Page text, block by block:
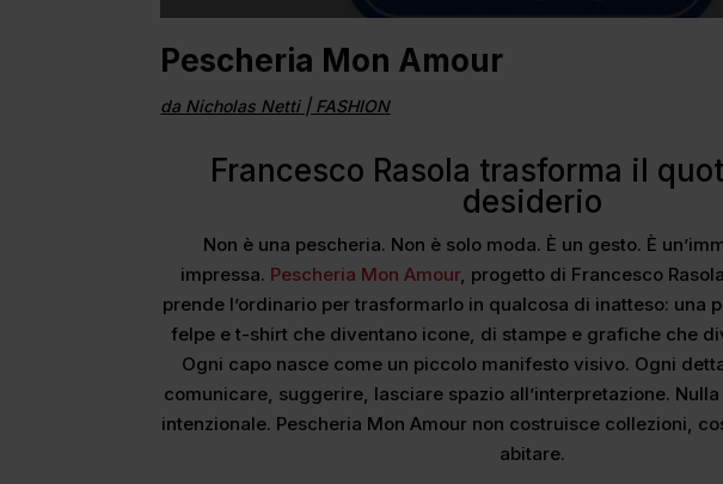
Pescheria Mon Amour
da Nicholas Netti| FASHION
Francesco Rasola trasforma il
desiderio
Non è una pescheria. Non è solo moda. È un gesto. È
impressa. Pescheria Mon Amour, progetto di Francesco
prende l’ordinario per trasformarlo in qualcosa di inatteso: una
felpe e t-shirt che diventano icone, di stampe e grafiche che
Ogni capo nasce come un piccolo manifesto visivo. Ogni
comunicare, suggerire, lasciare spazio all’interpretazione.
intenzionale. Pescheria Mon Amour non costruisce collezioni,
abitare.